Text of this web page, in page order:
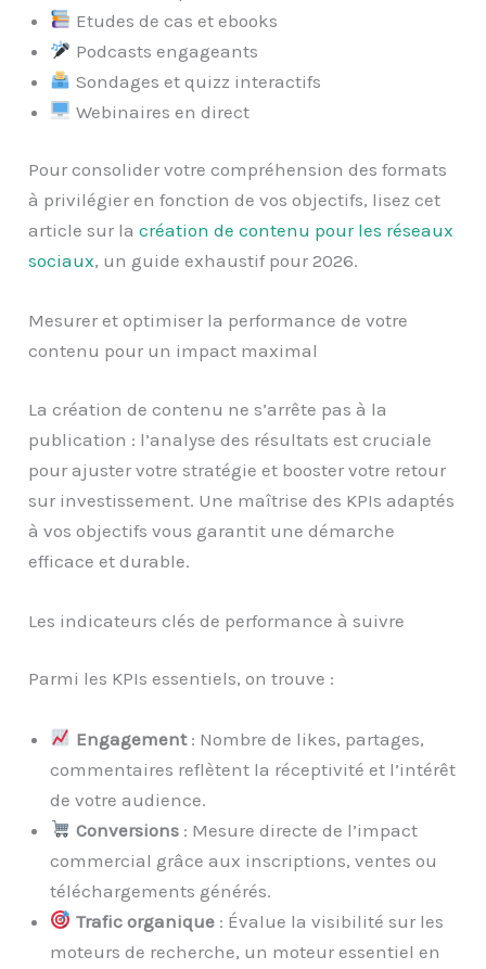
Etudes de cas et ebooks
Podcasts engageants
Sondages et quizz interactifs
Webinaires en direct
Pour consolider votre compréhension des formats
à privilégier en fonction de vos objectifs, lisez cet
article sur lacréation de contenu pour les réseaux
sociaux, un guide exhaustif pour 2026.
Mesurer et optimiser la performance de votre
contenu pour un impact maximal
La création de contenu ne s’arrête pas à la
publication : l’analyse des résultats est cruciale
pour ajuster votre stratégie et booster votre retour
sur investissement. Une maîtrise des KPIs adaptés
à vos objectifs vous garantit une démarche
efficace et durable.
Les indicateurs clés de performance à suivre
Parmi les KPIs essentiels, on trouve :
Engagement: Nombre de likes, partages,
commentaires reflètent la réceptivité et l’intérêt
de votre audience.
Conversions: Mesure directe de l’impact
commercial grâce aux inscriptions, ventes ou
téléchargements générés.
Trafic organique: Évalue la visibilité sur les
moteurs de recherche, un moteur essentiel en